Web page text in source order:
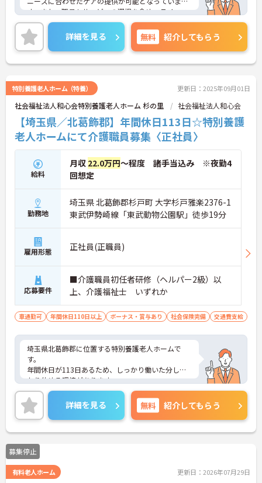
す。また、職員もサービスの選択を含め、ライフス
タイルに合わせた働き方の選択肢が多くあります。
入社時研修はもちろん、サービス・職種ごとに研修
カリキュラムが整っており学び成長できる環境で
す。
ご興味のある方は面接対策ポイントなどお話致しま
詳細を見る 無料 紹介してもらう
特別養護老人ホーム（特養） 更新日：2025年09月01日
社会福祉法人和心会特別養護老人ホーム 杉の里 社会福祉法人和心会
【埼玉県／北葛飾郡】年間休日113日☆特別養護
老人ホームにて介護職員募集〈正社員〉
給料
月収 22.0万円～程度 諸手当込み ※夜勤4
回想定
勤務地
埼玉県 北葛飾郡杉戸町 大字杉戸雅楽2376-1
東武伊勢崎線「東武動物公園駅」徒歩19分
雇用形態 正社員(正職員)
応募要件
■介護職員初任者研修（ヘルパー2級）以
上、介護福祉士 いずれか
車通勤可 年間休日110日以上 ボーナス・賞与あり 社会保険完備 交通費支給
埼玉県北葛飾郡に位置する特別養護老人ホームで
す。
年間休日が113日あるため、しっかり働いた分しっ
かり休める環境があります。
資格手当があるので、お持ちの資格を活かした働き
方が目指せます。
ご興味のある方には、面接対策ポイントなど、さら
に詳細をお話しいたしますのでお気軽にご相談くだ
さい！
詳細を見る 無料 紹介してもらう
募集停止
有料老人ホーム 更新日：2026年07月29日